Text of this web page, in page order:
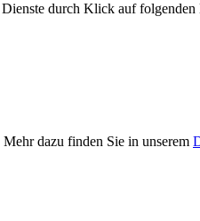
durch Klick auf
dazu finden Sie in unserem